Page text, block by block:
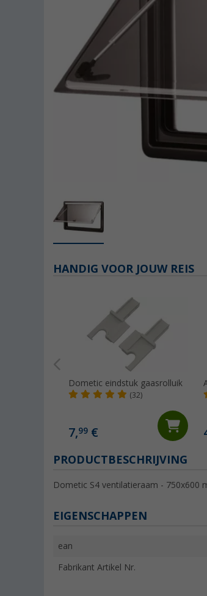
HANDIG VOOR JOUW REIS
Dometic eindstuk gaasrolluik
(32)
7,99 €
PRODUCTBESCHRIJVING
Dometic S4 ventilatieraam - 750x600
EIGENSCHAPPEN
ean
Fabrikant Artikel Nr.